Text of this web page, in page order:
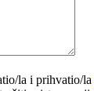
la i prihvatio/la